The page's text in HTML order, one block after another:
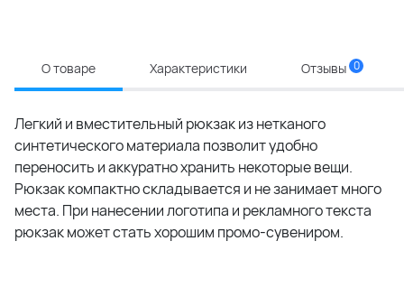
О товаре Характеристики Отзывы 0
Легкий и вместительный рюкзак из нетканого
синтетического материала позволит удобно
переносить и аккуратно хранить некоторые вещи.
Рюкзак компактно складывается и не занимает много
места. При нанесении логотипа и рекламного текста
рюкзак может стать хорошим промо-сувениром.